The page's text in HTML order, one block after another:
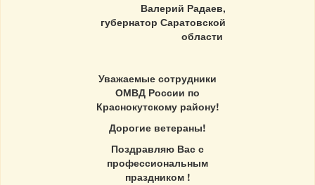
Валерий Радаев,
губернатор Саратовской
области
Уважаемые сотрудники
ОМВД России по
Краснокутскому району!
Дорогие ветераны!
Поздравляю Вас с
профессиональным
праздником !